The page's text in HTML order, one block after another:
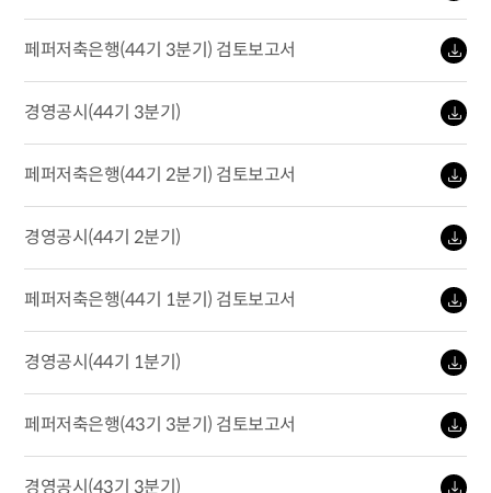
페퍼저축은행(44기 3분기) 검토보고서
경영공시(44기 3분기)
페퍼저축은행(44기 2분기) 검토보고서
경영공시(44기 2분기)
페퍼저축은행(44기 1분기) 검토보고서
경영공시(44기 1분기)
페퍼저축은행(43기 3분기) 검토보고서
경영공시(43기 3분기)